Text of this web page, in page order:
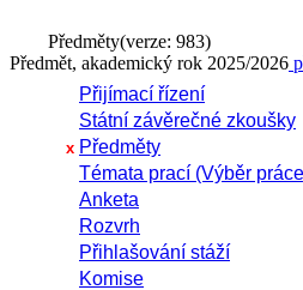
Předměty(verze: 983)
Předmět, akademický rok 2025/2026
Přijímací řízení
Státní závěrečné zkoušky
x Předměty
Témata prací (Výběr
Anketa
Rozvrh
Přihlašování stáží
Komise